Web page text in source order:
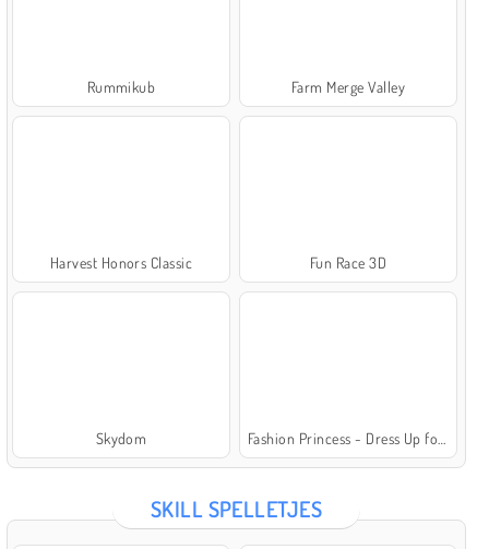
Rummikub Farm Merge Valley
Harvest Honors Classic Fun Race 3D
Skydom Fashion Princess - Dress Up for Girls
SKILL SPELLETJES